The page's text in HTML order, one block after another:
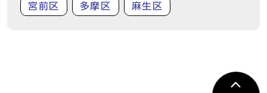
宮前区 多摩区 麻生区